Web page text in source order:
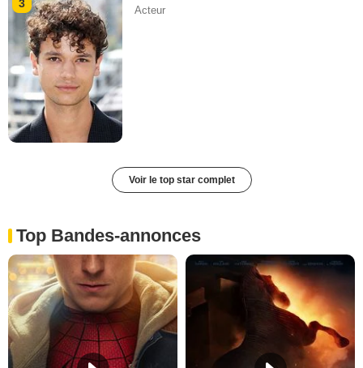
3
Acteur
Voir le top star complet
Top Bandes-annonces